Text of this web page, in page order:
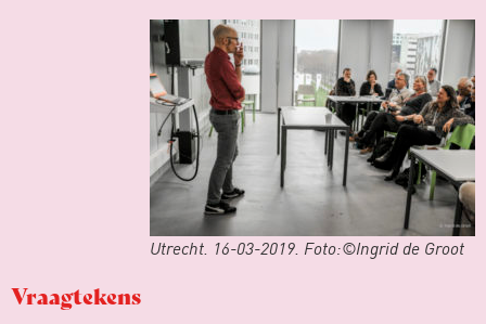
Utrecht. 16-03-2019. Foto:©Ingrid de Groot
Vraagtekens